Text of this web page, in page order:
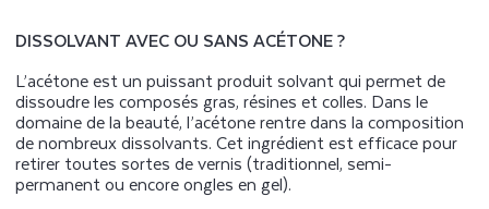
DISSOLVANT AVEC OU SANS ACÉTONE ?
L’acétone est un puissant produit solvant qui permet de
dissoudre les composés gras, résines et colles. Dans le
domaine de la beauté, l’acétone rentre dans la composition
de nombreux dissolvants. Cet ingrédient est efficace pour
retirer toutes sortes de vernis (traditionnel, semi-
permanent ou encore ongles en gel).